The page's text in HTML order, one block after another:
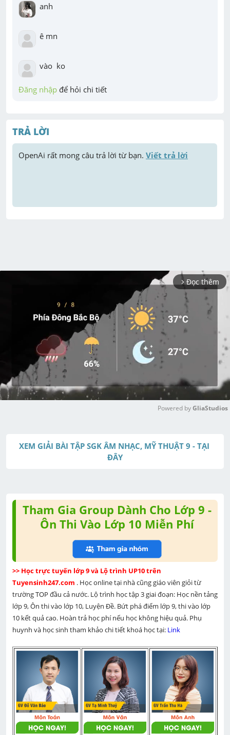
anh
ê mn
vào  ko
Đăng nhập để hỏi chi tiết
TRẢ LỜI
OpenAi rất mong câu trả lời từ bạn. Viết trả lời
arrow_forward_ios Đọc thêm
t
Powered by GliaStudios
XEM GIẢI BÀI TẬP SGK ÂM NHẠC, MỸ THUẬT 9 - TẠI
ĐÂY
Tham Gia Group Dành Cho Lớp 9 -
Ôn Thi Vào Lớp 10 Miễn Phí
>> Học trực tuyến lớp 9 và Lộ trình UP10 trên
Tuyensinh247.com . Học online tại nhà cũng giáo viên giỏi từ
trường TOP đầu cả nước. Lộ trình học tập 3 giai đoạn: Học nền tảng
lớp 9, Ôn thi vào lớp 10, Luyện Đề. Bứt phá điểm lớp 9, thi vào lớp
10 kết quả cao. Hoàn trả học phí nếu học không hiệu quả. Phụ
huynh và học sinh tham khảo chi tiết khoá học tại: Link